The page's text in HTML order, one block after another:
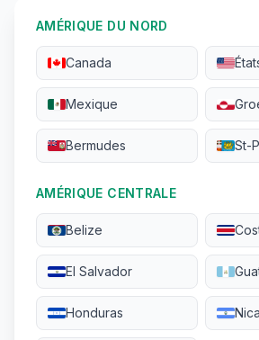
AMÉRIQUE DU NORD
Canada
Mexique
Bermudes St-
AMÉRIQUE CENTRALE
Belize
El Salvador
Honduras